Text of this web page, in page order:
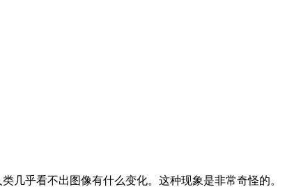
乎看不出图像有什么变化。这种现象是非常奇怪的。